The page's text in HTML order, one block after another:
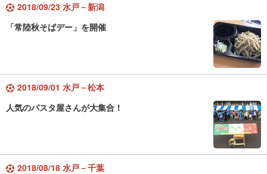
2018/09/23 水戸－新潟
「常陸秋そばデー」を開催
2018/09/01 水戸－松本
人気のパスタ屋さんが大集合！
2018/08/18 水戸－千葉